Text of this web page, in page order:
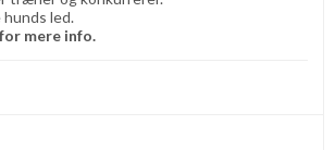
led.
mere info.